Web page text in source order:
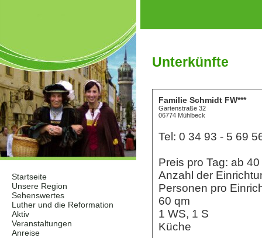
Startseite
Unsere Region
Sehenswertes
Luther und die Reformation
Aktiv
Veranstaltungen
Anreise
Unterkünfte
Familie Schmidt FW***
Gartenstraße 32
06774 Mühlbeck
Tel: 0 34 93 - 5 69
Preis pro Tag: ab
Anzahl der
Personen pro
60 qm
1 WS, 1 S
Küche